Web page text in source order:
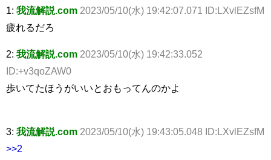
1: 我流解説.com 2023/05/10(水) 19:42:07.071 ID:LXvlEZsfM
疲れるだろ
2: 我流解説.com 2023/05/10(水) 19:42:33.052
ID:+v3qoZAW0
歩いてたほうがいいとおもってんのかよ
3: 我流解説.com 2023/05/10(水) 19:43:05.048 ID:LXvlEZsfM
>>2